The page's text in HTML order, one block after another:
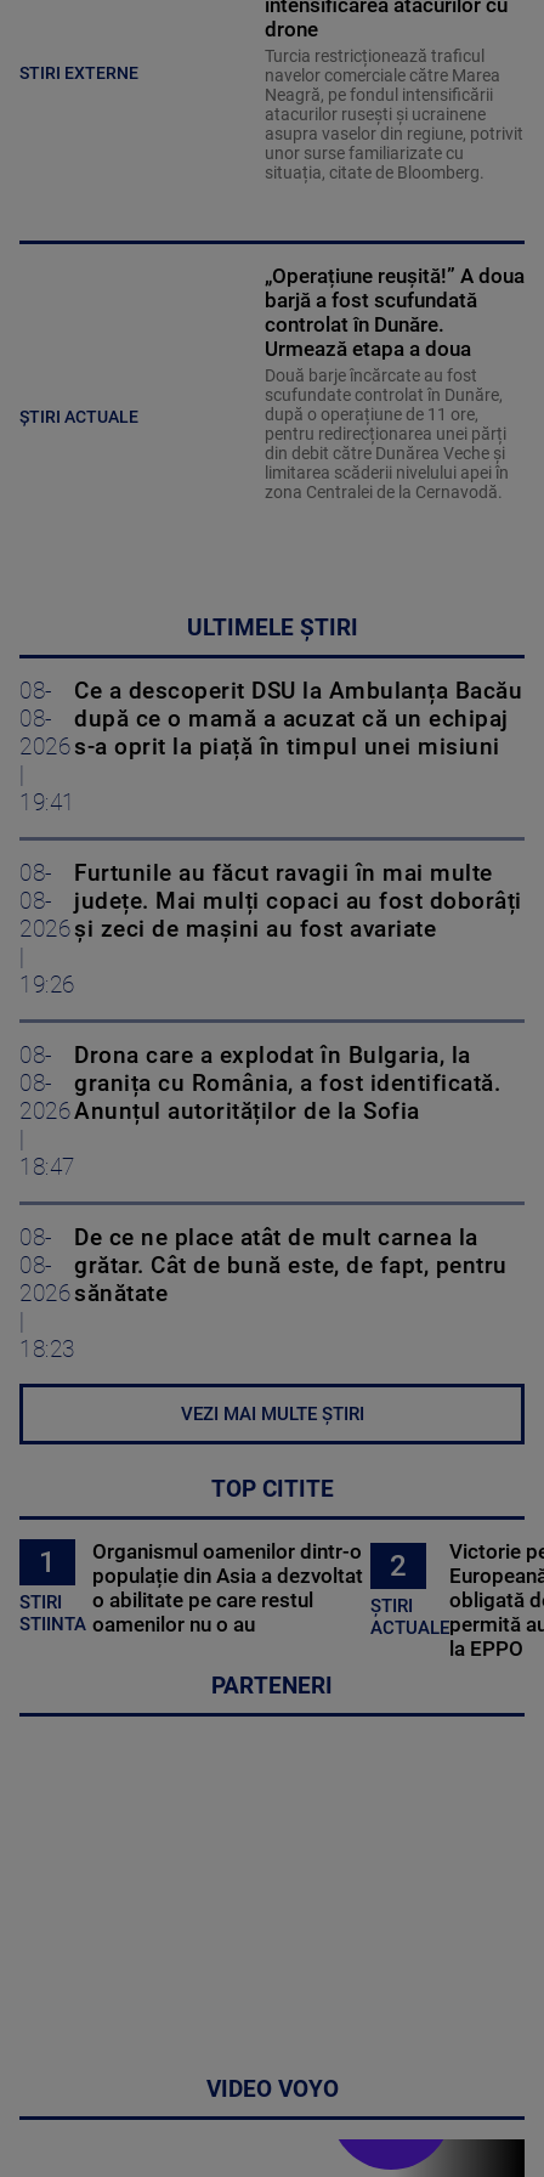
STIRI EXTERNE
intensificarea atacurilor cu
drone
Turcia restricționează traficul
navelor comerciale către Marea
Neagră, pe fondul intensificării
atacurilor rusești și ucrainene
asupra vaselor din regiune, potrivit
unor surse familiarizate cu
situația, citate de Bloomberg.
ȘTIRI ACTUALE
„Operațiune reușită!” A doua
barjă a fost scufundată
controlat în Dunăre.
Urmează etapa a doua
Două barje încărcate au fost
scufundate controlat în Dunăre,
după o operațiune de 11 ore,
pentru redirecționarea unei părți
din debit către Dunărea Veche și
limitarea scăderii nivelului apei în
zona Centralei de la Cernavodă.
ULTIMELE ȘTIRI
08-
08-
2026
19:41
Ce a descoperit DSU la Ambulanța Bacău
după ce o mamă a acuzat că un echipaj
s-a oprit la piață în timpul unei misiuni
08-
08-
2026
19:26
Furtunile au făcut ravagii în mai multe
județe. Mai mulți copaci au fost doborâți
și zeci de mașini au fost avariate
08-
08-
2026
18:47
Drona care a explodat în Bulgaria, la
granița cu România, a fost identificată.
Anunțul autorităților de la Sofia
08-
08-
2026
18:23
De ce ne place atât de mult carnea la
grătar. Cât de bună este, de fapt, pentru
sănătate
VEZI MAI MULTE ȘTIRI
TOP CITITE
1
STIRI
STIINTA
Organismul oamenilor dintr-o
populație din Asia a dezvoltat
o abilitate pe care restul
oamenilor nu o au
2
ȘTIRI
ACTUALE
Victorie
obligată
permită
la EPPO
PARTENERI
VIDEO VOYO